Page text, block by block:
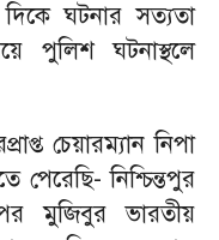
দিকে ঘটনার সত্যতা
পুলিশ ঘটনাস্থলে
চেয়ারম্যান নিপা
পেরেছি- নিশ্চিন্তপুর
মুজিবুর ভারতীয়